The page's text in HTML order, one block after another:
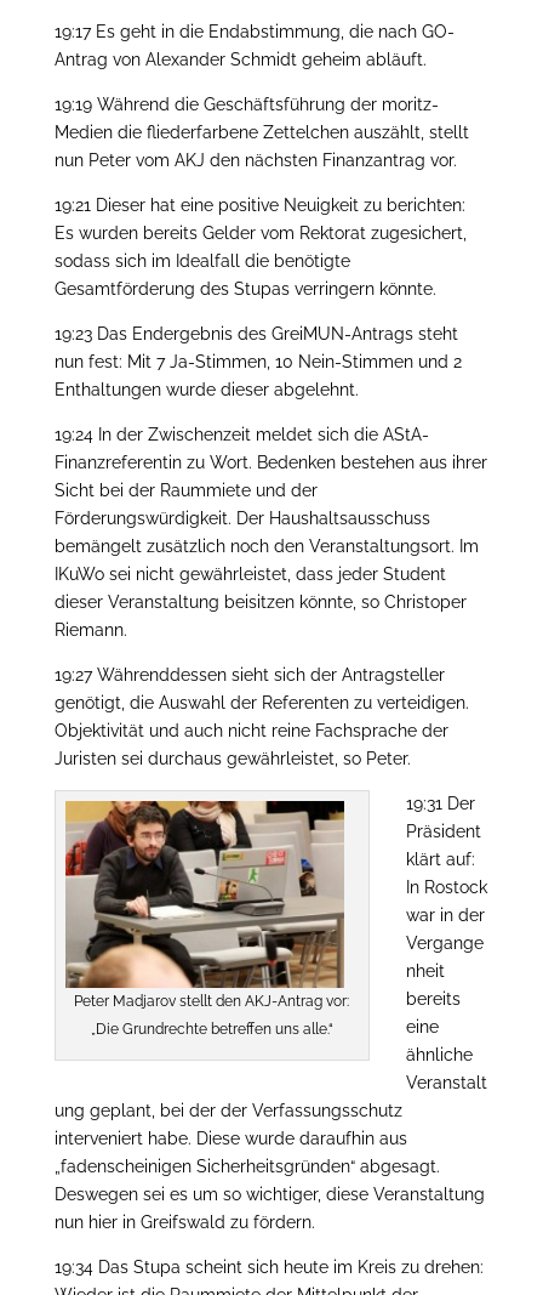
19:17 Es geht in die Endabstimmung, die nach GO-
Antrag von Alexander Schmidt geheim abläuft.
19:19 Während die Geschäftsführung der moritz-
Medien die fliederfarbene Zettelchen auszählt, stellt
nun Peter vom AKJ den nächsten Finanzantrag vor.
19:21 Dieser hat eine positive Neuigkeit zu berichten:
Es wurden bereits Gelder vom Rektorat zugesichert,
sodass sich im Idealfall die benötigte
Gesamtförderung des Stupas verringern könnte.
19:23 Das Endergebnis des GreiMUN-Antrags steht
nun fest: Mit 7 Ja-Stimmen, 10 Nein-Stimmen und 2
Enthaltungen wurde dieser abgelehnt.
19:24 In der Zwischenzeit meldet sich die AStA-
Finanzreferentin zu Wort. Bedenken bestehen aus ihrer
Sicht bei der Raummiete und der
Förderungswürdigkeit. Der Haushaltsausschuss
bemängelt zusätzlich noch den Veranstaltungsort. Im
IKuWo sei nicht gewährleistet, dass jeder Student
dieser Veranstaltung beisitzen könnte, so Christoper
Riemann.
19:27 Währenddessen sieht sich der Antragsteller
genötigt, die Auswahl der Referenten zu verteidigen.
Objektivität und auch nicht reine Fachsprache der
Juristen sei durchaus gewährleistet, so Peter.
Peter Madjarov stellt den AKJ-Antrag vor:
„Die Grundrechte betreffen uns alle.“
19:31 Der
Präsident
klärt auf:
In Rostock
war in der
Vergange
nheit
bereits
eine
ähnliche
Veranstalt
ung geplant, bei der der Verfassungsschutz
interveniert habe. Diese wurde daraufhin aus
„fadenscheinigen Sicherheitsgründen“ abgesagt.
Deswegen sei es um so wichtiger, diese Veranstaltung
nun hier in Greifswald zu fördern.
19:34 Das Stupa scheint sich heute im Kreis zu drehen: